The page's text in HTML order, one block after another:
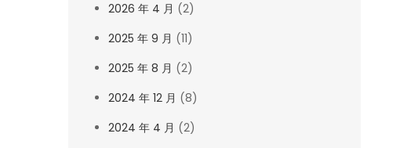
2026 年 4 月 (2)
2025 年 9 月 (11)
2025 年 8 月 (2)
2024 年 12 月 (8)
2024 年 4 月 (2)